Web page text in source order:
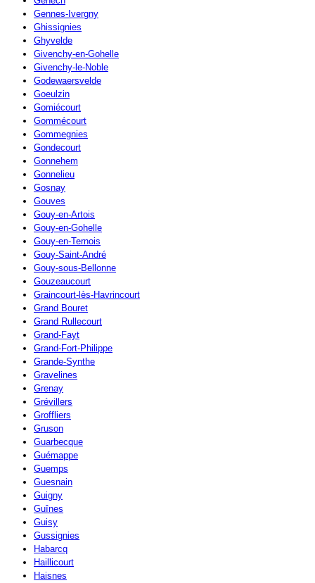
Gennes-Ivergny
Ghissignies
Ghyvelde
Givenchy-en-Gohelle
Givenchy-le-Noble
Godewaersvelde
Goeulzin
Gomiécourt
Gommécourt
Gommegnies
Gondecourt
Gonnehem
Gonnelieu
Gosnay
Gouves
Gouy-en-Artois
Gouy-en-Gohelle
Gouy-en-Ternois
Gouy-Saint-André
Gouy-sous-Bellonne
Gouzeaucourt
Graincourt-lès-Havrincourt
Grand Bouret
Grand Rullecourt
Grand-Fayt
Grand-Fort-Philippe
Grande-Synthe
Gravelines
Grenay
Grévillers
Groffliers
Gruson
Guarbecque
Guémappe
Guemps
Guesnain
Guigny
Guînes
Guisy
Gussignies
Habarcq
Haillicourt
Haisnes